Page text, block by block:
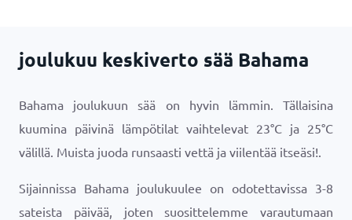
joulukuu keskiverto sää Bahama
Bahama joulukuun sää on hyvin lämmin. Tällaisina
kuumina päivinä lämpötilat vaihtelevat 23°C ja 25°C
välillä. Muista juoda runsaasti vettä ja viilentää itseäsi!.
Sijainnissa Bahama joulukuulee on odotettavissa 3-8
sateista päivää, joten suosittelemme varautumaan